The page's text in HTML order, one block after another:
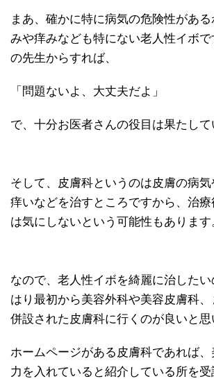
まあ、確かに特に病気の危険性があ
みや痒みなども特にない老人性イボ
の先生からすれば、
「問題ないよ、大丈夫だよ」
で、十分お医者さんの役目は果たして
そして、皮膚科というのは皮膚の病気
痒いなどを治すところですから、治
は気にしないという可能性もあります
なので、老人性イボを綺麗に治した
はり最初から美容外科や美容皮膚科
併設された皮膚科に行くのが良いと思
ホームページがある皮膚科であれば
力を入れていると紹介している所を